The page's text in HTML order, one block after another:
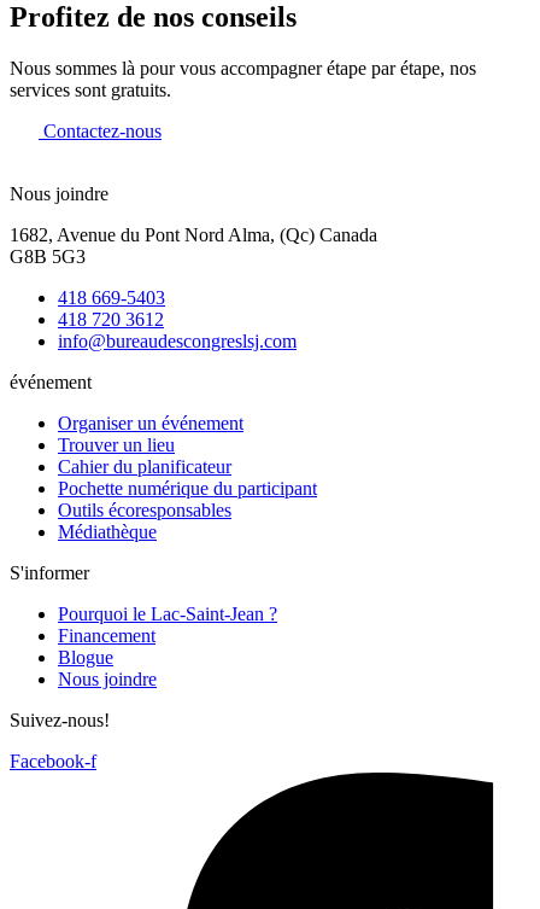
Profitez de nos conseils
Nous sommes là pour vous accompagner étape par étape, nos
services sont gratuits.
Contactez-nous
Nous joindre
1682, Avenue du Pont Nord Alma, (Qc) Canada
G8B 5G3
418 669-5403
418 720 3612
info@bureaudescongreslsj.com
événement
Organiser un événement
Trouver un lieu
Cahier du planificateur
Pochette numérique du participant
Outils écoresponsables
Médiathèque
S'informer
Pourquoi le Lac-Saint-Jean ?
Financement
Blogue
Nous joindre
Suivez-nous!
Facebook-f